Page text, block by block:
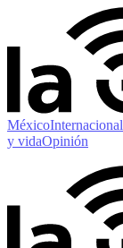
MéxicoInternacional
y vidaOpinión